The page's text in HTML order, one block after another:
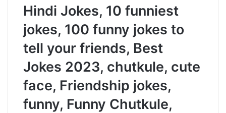
Hindi Jokes, 10 funniest
jokes, 100 funny jokes to
tell your friends, Best
Jokes 2023, chutkule, cute
face, Friendship jokes,
funny, Funny Chutkule,